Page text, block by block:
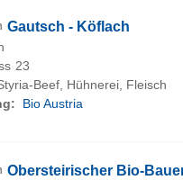
Gautsch - Köflach
23
Beef, Hühnerei, Fleisch
Bio Austria
Obersteirischer Bio-